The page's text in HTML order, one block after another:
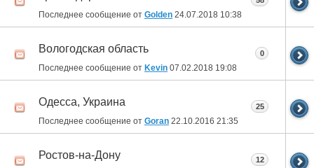
Последнее сообщение от Golden 24.07.2018 10:38
Вологодская область
Последнее сообщение от Kevin 07.02.2018 19:08
0
Одесса, Украина
Последнее сообщение от Goran 22.10.2016 21:35
25
Ростов-на-Дону 12